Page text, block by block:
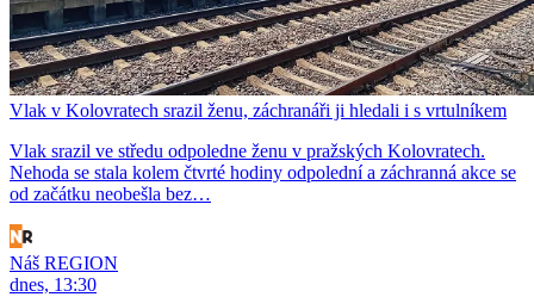
Vlak v Kolovratech srazil ženu, záchranáři ji hledali i s vrtulníkem
Vlak srazil ve středu odpoledne ženu v pražských Kolovratech.
Nehoda se stala kolem čtvrté hodiny odpolední a záchranná akce se
od začátku neobešla bez…
Náš REGION
dnes, 13:30